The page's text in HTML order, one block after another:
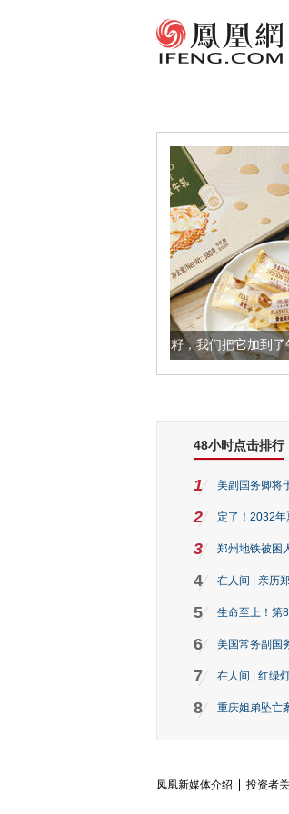
康的黄金亚麻籽，我们把它加到了牛轧糖里
48小时点击排行
1 美副国务卿将
2 定了！2032
3 郑州地铁被困
4 在人间 | 亲历
5 生命至上！第
6 美国常务副国
7 在人间 | 红绿
8 重庆姐弟坠亡
凤凰新媒体介绍 投资者